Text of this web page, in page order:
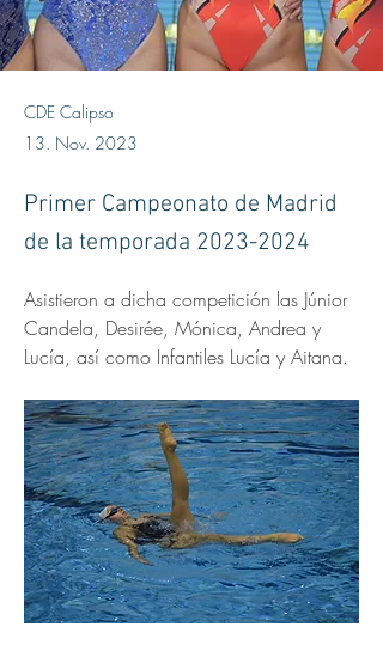
CDE Calipso
13. Nov. 2023
Primer Campeonato de Madrid
de la temporada 2023-2024
Asistieron a dicha competición las Júnior
Candela, Desirée, Mónica, Andrea y
Lucía, así como Infantiles Lucía y Aitana.